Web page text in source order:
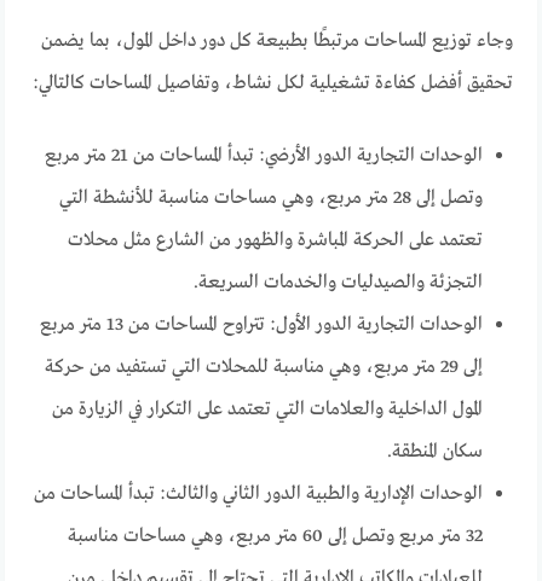
وجاء توزيع المساحات مرتبطًا بطبيعة كل دور داخل المول، بما يضمن
تحقيق أفضل كفاءة تشغيلية لكل نشاط، وتفاصيل المساحات كالتالي:
الوحدات التجارية الدور الأرضي: تبدأ المساحات من 21 متر مربع
وتصل إلى 28 متر مربع، وهي مساحات مناسبة للأنشطة التي
تعتمد على الحركة المباشرة والظهور من الشارع مثل محلات
التجزئة والصيدليات والخدمات السريعة.
الوحدات التجارية الدور الأول: تتراوح المساحات من 13 متر مربع
إلى 29 متر مربع، وهي مناسبة للمحلات التي تستفيد من حركة
المول الداخلية والعلامات التي تعتمد على التكرار في الزيارة من
سكان المنطقة.
الوحدات الإدارية والطبية الدور الثاني والثالث: تبدأ المساحات من
32 متر مربع وتصل إلى 60 متر مربع، وهي مساحات مناسبة